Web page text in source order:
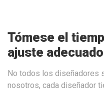
Tómese el
ajuste adecuado
No todos los diseñadores
nosotros, cada diseñador